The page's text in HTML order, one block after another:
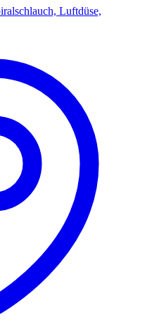
Luftdüse,